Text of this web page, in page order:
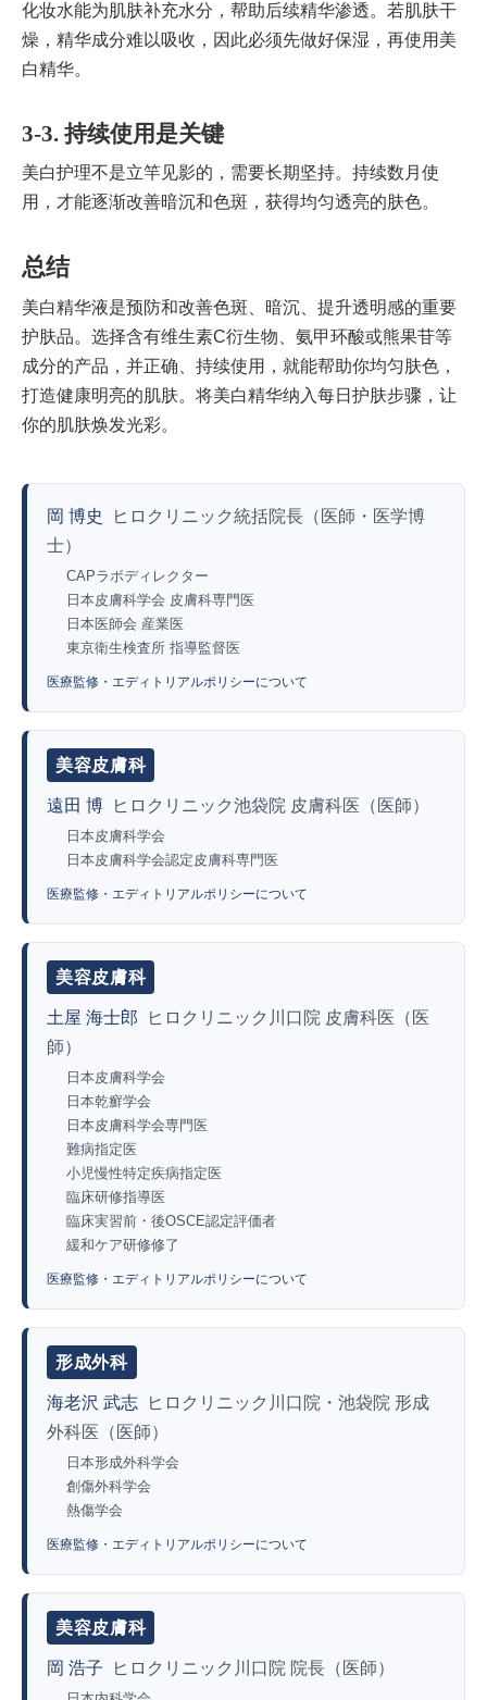
化妆水能为肌肤补充水分，帮助后续精华渗透。若肌肤干
燥，精华成分难以吸收，因此必须先做好保湿，再使用美
白精华。
3-3. 持续使用是关键
美白护理不是立竿见影的，需要长期坚持。持续数月使
用，才能逐渐改善暗沉和色斑，获得均匀透亮的肤色。
总结
美白精华液是预防和改善色斑、暗沉、提升透明感的重要
护肤品。选择含有维生素C衍生物、氨甲环酸或熊果苷等
成分的产品，并正确、持续使用，就能帮助你均匀肤色，
打造健康明亮的肌肤。将美白精华纳入每日护肤步骤，让
你的肌肤焕发光彩。
岡 博史
ヒロクリニック統括院長（医師・医学博
士）
CAPラボディレクター
日本皮膚科学会 皮膚科専門医
日本医師会 産業医
東京衛生検査所 指導監督医
医療監修・エディトリアルポリシーについて
美容皮膚科
遠田 博 ヒロクリニック池袋院 皮膚科医（医師）
日本皮膚科学会
日本皮膚科学会認定皮膚科専門医
医療監修・エディトリアルポリシーについて
美容皮膚科
土屋 海士郎
ヒロクリニック川口院 皮膚科医（医
師）
日本皮膚科学会
日本乾癬学会
日本皮膚科学会専門医
難病指定医
小児慢性特定疾病指定医
臨床研修指導医
臨床実習前・後OSCE認定評価者
緩和ケア研修修了
医療監修・エディトリアルポリシーについて
形成外科
海老沢 武志
ヒロクリニック川口院・池袋院 形成
外科医（医師）
日本形成外科学会
創傷外科学会
熱傷学会
医療監修・エディトリアルポリシーについて
美容皮膚科
岡 浩子 ヒロクリニック川口院 院長（医師）